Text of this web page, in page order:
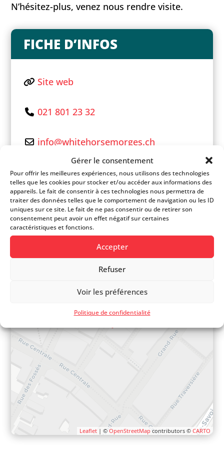
Gérer le consentement
Pour offrir les meilleures expériences, nous utilisons des technologies
telles que les cookies pour stocker et/ou accéder aux informations des
appareils. Le fait de consentir à ces technologies nous permettra de
traiter des données telles que le comportement de navigation ou les ID
uniques sur ce site. Le fait de ne pas consentir ou de retirer son
consentement peut avoir un effet négatif sur certaines
caractéristiques et fonctions.
Accepter
Refuser
Voir les préférences
Politique de confidentialité
N’hésitez-plus, venez nous rendre visite.
FICHE D’INFOS
Site web
021 801 23 32
info@whitehorsemorges.ch
Facebook
Rue de Couvaloup 17
+
Leaflet| © OpenStreetMap contributors © CARTO